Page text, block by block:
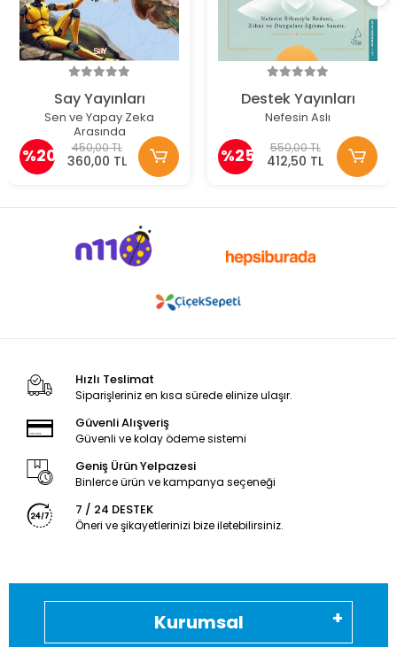
Say Yayınları
Sen ve Yapay Zeka
Arasında
%20 450,00 TL
360,00 TL
Destek Yayınları
Nefesin Aslı
%25 550,00 TL
412,50 TL
Hızlı Teslimat
Siparişleriniz en kısa sürede elinize ulaşır.
Güvenli Alışveriş
Güvenli ve kolay ödeme sistemi
Geniş Ürün Yelpazesi
Binlerce ürün ve kampanya seçeneği
7 / 24 DESTEK
Öneri ve şikayetlerinizi bize iletebilirsiniz.
Kurumsal